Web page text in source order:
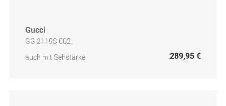
Gucci
GG 2119S 002
auch mit Sehstärke
289,95 €